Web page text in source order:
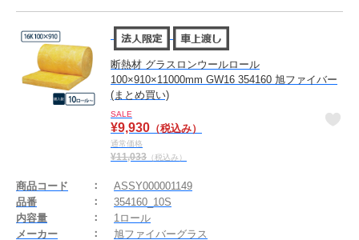
断熱材 グラスロンウールロール
100×910×11000mm GW16 354160 旭ファイバー
(まとめ買い)
SALE
¥9,930 （税込み）
通常価格
¥11,033 （税込み）
商品コード
ASSY000001149
品番
354160_10S
内容量
1ロール
メーカー
旭ファイバーグラス